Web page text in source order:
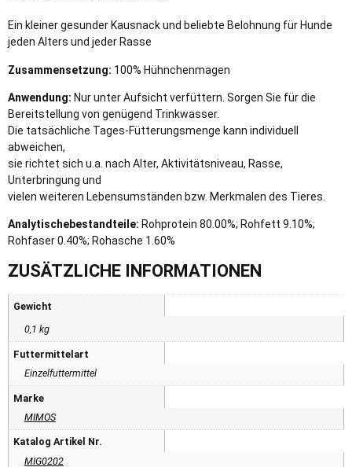
Ein kleiner gesunder Kausnack und beliebte Belohnung für Hunde
jeden Alters und jeder Rasse
Zusammensetzung: 100% Hühnchenmagen
Anwendung: Nur unter Aufsicht verfüttern. Sorgen Sie für die
Bereitstellung von genügend Trinkwasser.
Die tatsächliche Tages-Fütterungsmenge kann individuell
abweichen,
sie richtet sich u.a. nach Alter, Aktivitätsniveau, Rasse,
Unterbringung und
vielen weiteren Lebensumständen bzw. Merkmalen des Tieres.
Analytischebestandteile: Rohprotein 80.00%; Rohfett 9.10%;
Rohfaser 0.40%; Rohasche 1.60%
ZUSÄTZLICHE INFORMATIONEN
Gewicht
0,1 kg
Futtermittelart
Einzelfuttermittel
Marke
MIMOS
Katalog Artikel Nr.
MIG0202